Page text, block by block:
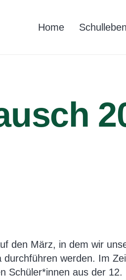
Home Schulleben
den März, in dem wir
durchführen werden. Im
Schüler*innen aus der